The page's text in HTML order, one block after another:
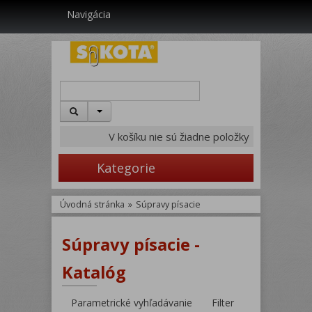
Navigácia
V košíku nie sú žiadne položky
Kategorie
Úvodná stránka » Súpravy písacie
Súpravy písacie -
Katalóg
Parametrické vyhľadávanie Filter